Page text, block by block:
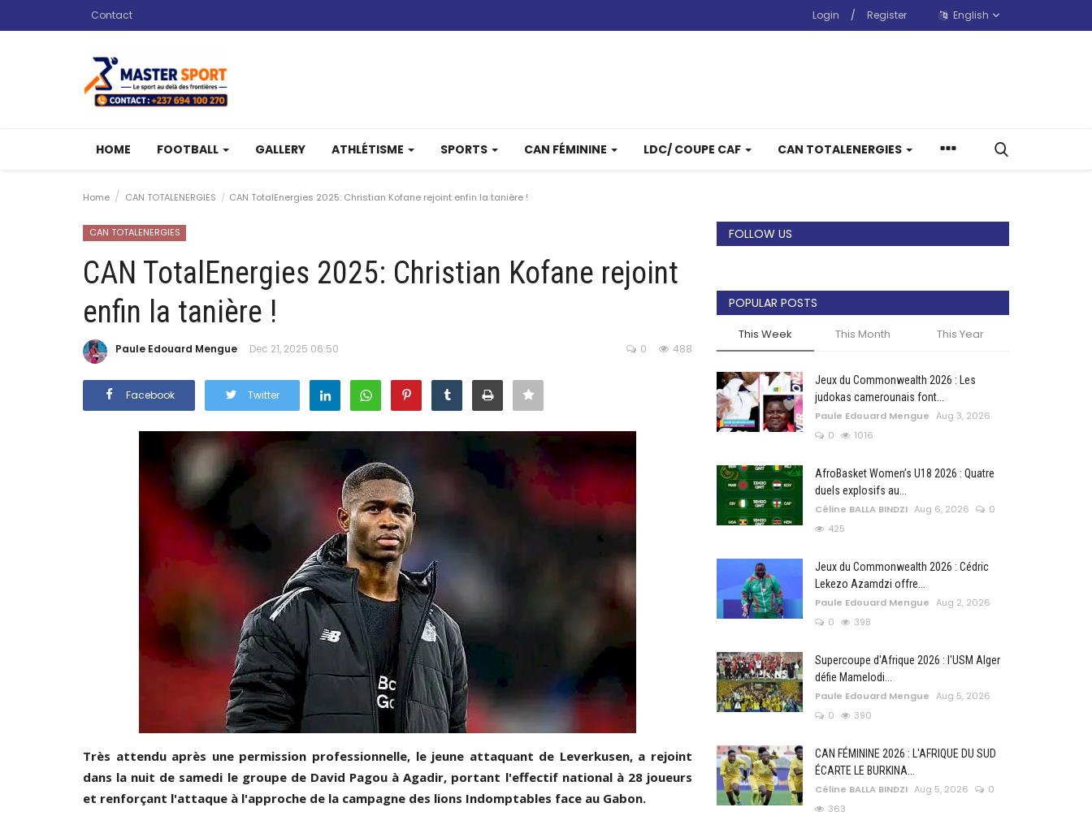
Contact Login / Register English
HOME FOOTBALL GALLERY ATHLÉTISME SPORTS CAN FÉMININE LDC/ COUPE CAF CAN TOTALENERGIES
Home CAN TOTALENERGIES CAN TotalEnergies 2025: Christian Kofane rejoint enfin la tanière !
CAN TOTALENERGIES
CAN TotalEnergies 2025: Christian Kofane rejoint
enfin la tanière !
Paule Edouard Mengue Dec 21, 2025 06:50 488
0
Facebook Twitter
Très attendu après une permission professionnelle, le jeune attaquant de Leverkusen, a rejoint
dans la nuit de samedi le groupe de David Pagou à Agadir, portant l'effectif national à 28 joueurs
et renforçant l'attaque à l'approche de la campagne des lions Indomptables face au Gabon.
FOLLOW US
POPULAR POSTS
This Week This Month This Year
Jeux du Commonwealth 2026 : Les
judokas camerounais font...
Paule Edouard Mengue Aug 3, 2026
0
1016
AfroBasket Women’s U18 2026 : Quatre
duels explosifs au...
Céline BALLA BINDZI Aug 6, 2026
0
425
Jeux du Commonwealth 2026 : Cédric
Lekezo Azamdzi offre...
Paule Edouard Mengue Aug 2, 2026
0
398
Supercoupe d'Afrique 2026 : l'USM Alger
défie Mamelodi...
Paule Edouard Mengue Aug 5, 2026
0
390
CAN FÉMININE 2026 : L'AFRIQUE DU SUD
ÉCARTE LE BURKINA...
Céline BALLA BINDZI Aug 5, 2026
0
363